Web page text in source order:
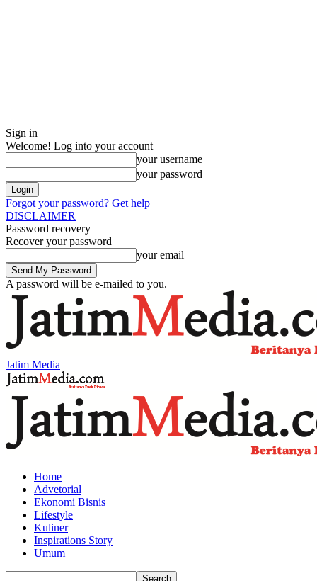
Sign in
Welcome! Log into your account
your username
your password
Forgot your password? Get help
DISCLAIMER
Password recovery
Recover your password
your email
A password will be e-mailed to you.
Jatim Media
Home
Advetorial
Ekonomi Bisnis
Lifestyle
Kuliner
Inspirations Story
Umum